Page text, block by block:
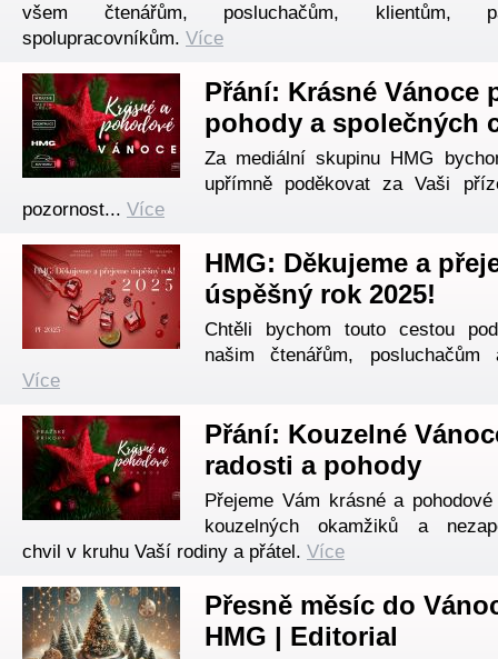
všem čtenářům, posluchačům, klientům,
spolupracovníkům. Více
Přání: Krásné Vánoce
pohody a společných
Za mediální skupinu HMG
upřímně poděkovat za Vaši
pozornost... Více
HMG: Děkujeme a
úspěšný rok 2025!
Chtěli bychom touto cestou
našim čtenářům, posluchačům
Více
Přání: Kouzelné
radosti a pohody
Přejeme Vám krásné a
kouzelných okamžiků a
chvil v kruhu Vaší rodiny a přátel. Více
Přesně měsíc do
HMG | Editorial